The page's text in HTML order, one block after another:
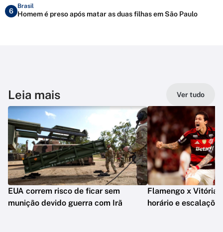
6
Brasil
Homem é preso após matar as duas filhas em São Paulo
Leia mais Ver tudo
EUA correm risco de ficar sem
munição devido guerra com Irã
Flamengo x Vitória:
horário e escalações